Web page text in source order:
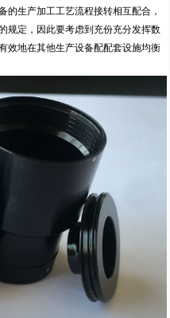
的生产加工工艺流程接转相互配合，
规定，因此要考虑到充份充分发挥数
效地在其他生产设备配配套设施均衡